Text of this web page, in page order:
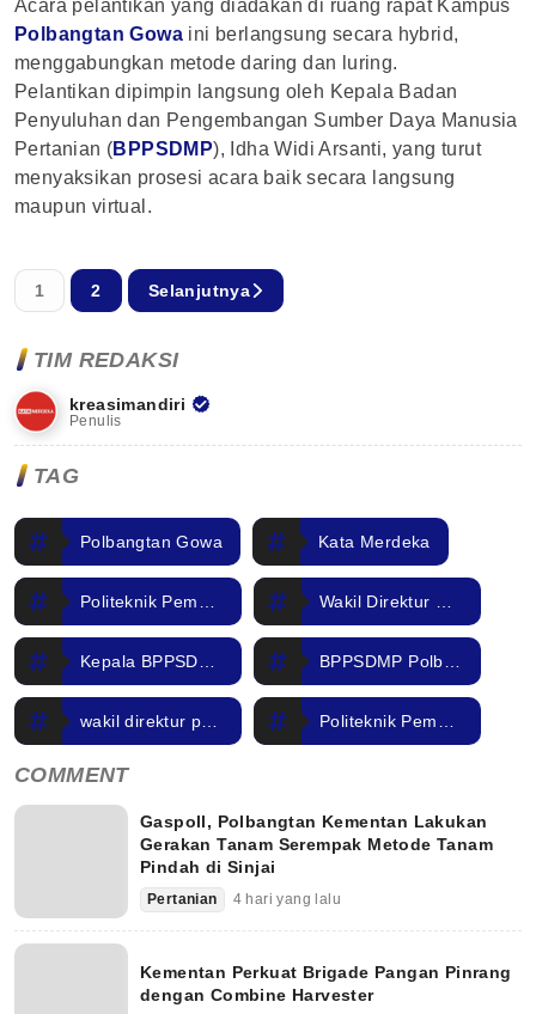
Acara pelantikan yang diadakan di ruang rapat Kampus
Polbangtan Gowa ini berlangsung secara hybrid,
menggabungkan metode daring dan luring.
Pelantikan dipimpin langsung oleh Kepala Badan
Penyuluhan dan Pengembangan Sumber Daya Manusia
Pertanian (BPPSDMP), Idha Widi Arsanti, yang turut
menyaksikan prosesi acara baik secara langsung
maupun virtual.
1 2 Selanjutnya
TIM REDAKSI
kreasimandiri
Penulis
TAG
Polbangtan Gowa Kata Merdeka
COMMENT
Gaspoll, Polbangtan Kementan Lakukan
Gerakan Tanam Serempak Metode Tanam
Pindah di Sinjai
Pertanian 4 hari yang lalu
Kementan Perkuat Brigade Pangan Pinrang
dengan Combine Harvester